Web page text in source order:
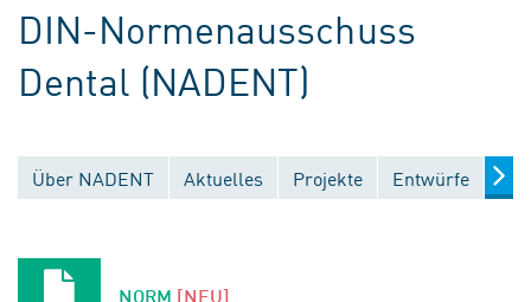
DIN-Normenausschuss
Dental (NADENT)
Über NADENT Aktuelles Projekte Entwürfe
NORM [NEU]